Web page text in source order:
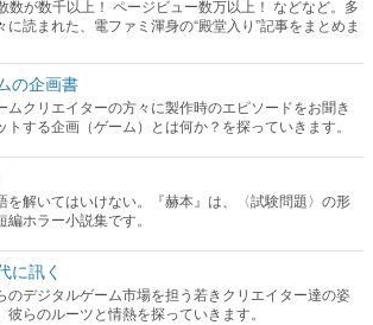
数が数千以上！ ページビュー数万以上！ などなど。多
に読まれた、電ファミ渾身の“殿堂入り”記事をまとめま
の企画書
ムクリエイターの方々に製作時のエピソードをお聞き
トする企画（ゲーム）とは何か？を探っていきます。
を解いてはいけない。『赫本』は、〈試験問題〉の形
編ホラー小説集です。
に訊く
のデジタルゲーム市場を担う若きクリエイター達の姿
彼らのルーツと情熱を探っていきます。